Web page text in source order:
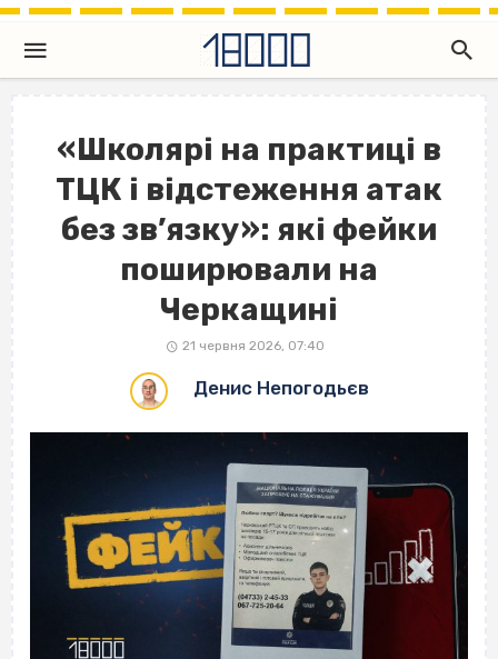
«Школярі на практиці в
ТЦК і відстеження атак
без зв’язку»: які фейки
поширювали на
Черкащині
21 червня 2026, 07:40
Денис Непогодьєв